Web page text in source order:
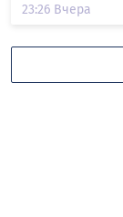
23:26 Вчера